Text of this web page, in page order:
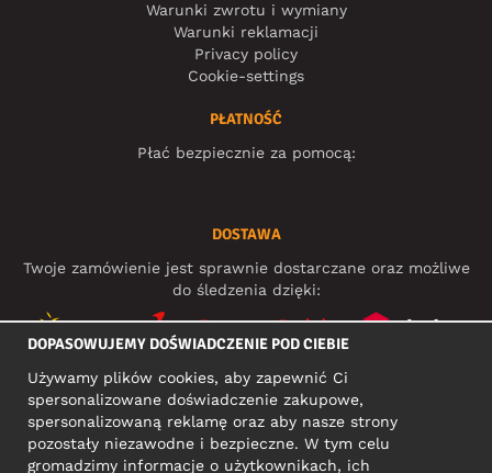
Warunki zwrotu i wymiany
Warunki reklamacji
Privacy policy
Cookie-settings
PŁATNOŚĆ
Płać bezpiecznie za pomocą:
DOSTAWA
Twoje zamówienie jest sprawnie dostarczane oraz możliwe
do śledzenia dzięki:
MEDIA SPOŁECZNOŚCIOWE
DOPASOWUJEMY DOŚWIADCZENIE POD CIEBIE
Używamy plików cookies, aby zapewnić Ci
spersonalizowane doświadczenie zakupowe,
spersonalizowaną reklamę oraz aby nasze strony
pozostały niezawodne i bezpieczne. W tym celu
gromadzimy informacje o użytkownikach, ich